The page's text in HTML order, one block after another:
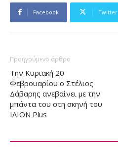
Facebook Twitter
Προηγούμενο άρθρο
Την Κυριακή 20
Φεβρουαρίου ο Στέλιος
Δάβαρης ανεβαίνει με την
μπάντα του στη σκηνή του
ΙΛΙΟΝ Plus